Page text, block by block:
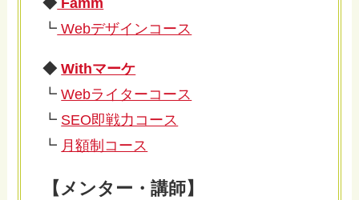
┗ Webデザインコース
◆Withマーケ
┗Webライターコース
┗ SEO即戦力コース
┗ 月額制コース
【メンター・講師】